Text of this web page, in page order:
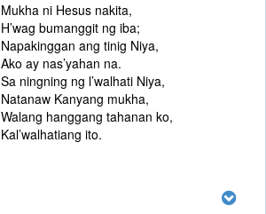
Mukha ni Hesus nakita,
H’wag bumanggit ng iba;
Napakinggan ang tinig Niya,
Ako ay nas’yahan na.
Sa ningning ng l’walhati Niya,
Natanaw Kanyang mukha,
Walang hanggang tahanan ko,
Kal’walhatiang ito.